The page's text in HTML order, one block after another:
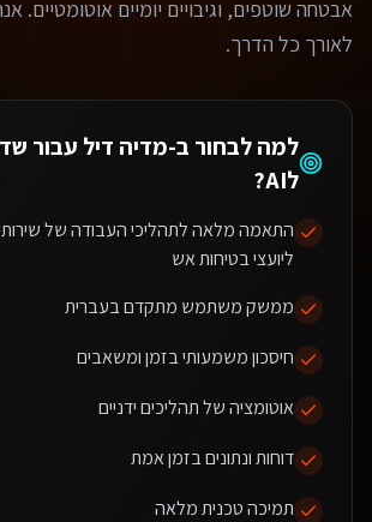
אבטחה שוטפים, וגיבויים יומיים אוטומטיים.
לאורך כל הדרך.
למה לבחור ב-מדיה דיל עבור
לAI
?
התאמה מלאה לתהליכי העבודה של
ליועצי בטיחות אש
ממשק משתמש מתקדם בעברית
חיסכון משמעותי בזמן ומשאבים
אוטומציה של תהליכים ידניים
דוחות ונתונים בזמן אמת
תמיכה טכנית מלאה